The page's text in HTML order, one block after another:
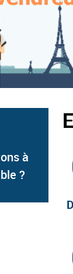
à
?